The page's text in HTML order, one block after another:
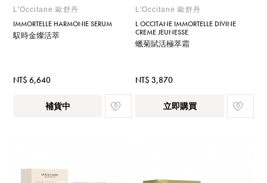
L'Occitane 歐舒丹
IMMORTELLE HARMONIE SERUM
馭時金燦活萃
NT$ 6,640
補貨中
L'Occitane 歐舒丹
L OCCITANE IMMORTELLE DIVINE
CREME JEUNESSE
蠟菊賦活極萃霜
NT$ 3,870
立即購買